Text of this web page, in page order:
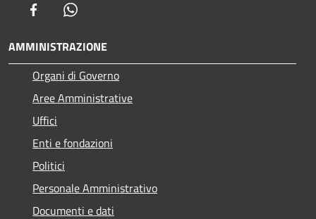
Facebook
AMMINISTRAZIONE
Organi di Governo
Aree Amministrative
Uffici
Enti e fondazioni
Politici
Personale Amministrativo
Documenti e dati